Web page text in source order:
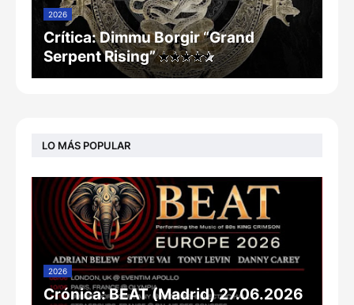
2026
Crítica: Dimmu Borgir “Grand
Serpent Rising”
LO MÁS POPULAR
2026
Crónica: BEAT (Madrid) 27.06.2026